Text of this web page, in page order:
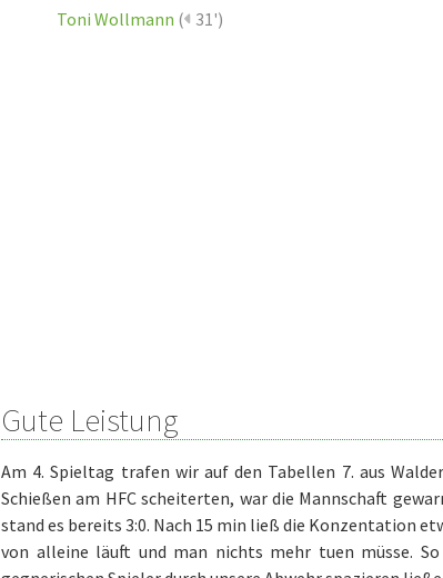
Toni Wollmann ( 31')
Gute Leistung
Am 4. Spieltag trafen wir auf den Tabellen 7. aus
Schießen am HFC scheiterten, war die Mannschaft
stand es bereits 3:0. Nach 15 min ließ die Konzentation
von alleine läuft und man nichts mehr tuen müsse.